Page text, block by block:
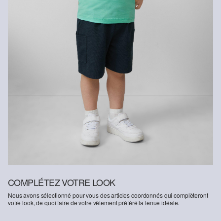
Fibre certifiée durable
Dans le domaine des fibres certifiées durables, nous nous
engageons à utiliser des fibres naturelles provenant de sources
renouvelables. Leurs matières premières sont cultivées de
manière à économiser les ressources.
Soutien à Better Cotton : En optant pour nos produits en coton,
vous soutenez notre engagement envers la mission de Better
Cotton consistant à aider des communautés à se maintenir et à
prospérer, tout en protégeant et restaurant l’environnement. Better
Cotton soutient les communautés agricoles sur les plans social,
écologique et économique en formant les agriculteurs et
agricultrices aux méthodes de culture plus durables. Ce produit est
issu d’un système de bilan massique ; il est donc possible qu’il ne
d`informations à ce sujet sursoliver-group.com
COMPLÉTEZ VOTRE LOOK
Nous avons sélectionné pour vous des articles coordonnés qui complèteront
votre look, de quoi faire de votre vêtement préféré la tenue idéale.